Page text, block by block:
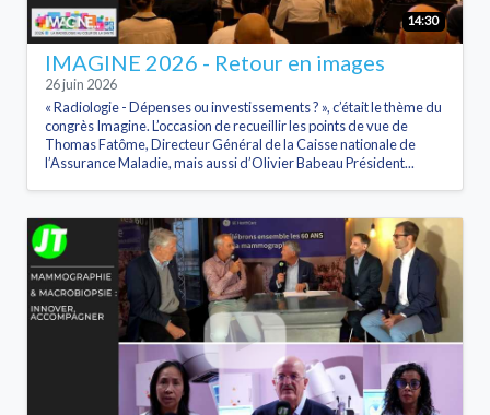
14:30
IMAGINE 2026 - Retour en images
26 juin 2026
« Radiologie - Dépenses ou investissements ? », c’était le thème du
congrès Imagine. L’occasion de recueillir les points de vue de
Thomas Fatôme, Directeur Général de la Caisse nationale de
l’Assurance Maladie, mais aussi d’Olivier Babeau Président...